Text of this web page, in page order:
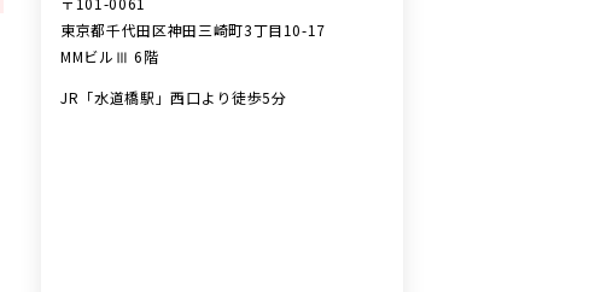
東京都千代田区神田三崎町3丁目10-17
MMビルⅢ 6階
JR「水道橋駅」西口より徒歩5分